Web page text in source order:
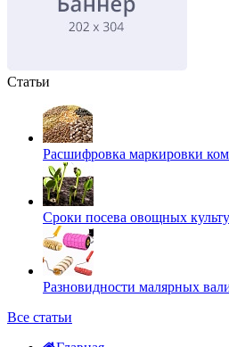
Статьи
Расшифровка маркировки
Сроки посева овощных
Разновидности малярных
Все статьи